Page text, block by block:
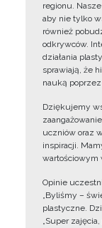
regionu.
aby nie tylko
również
odkrywców.
działania
sprawiają, że
nauką
Dziękujemy
uczniów oraz
inspiracji.
wartościowym
Opinie
„Byliśmy –
plastyczne.
„Super